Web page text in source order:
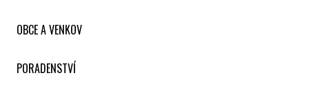
OBCE A VENKOV
PORADENSTVÍ